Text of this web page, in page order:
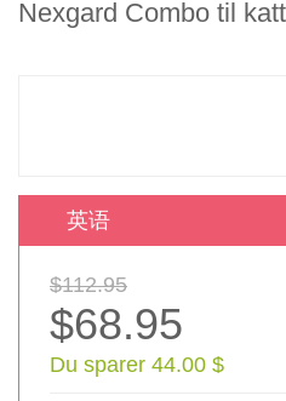
Nexgard Combo til
英语
$112.95
$68.95
Du sparer 44.00 $